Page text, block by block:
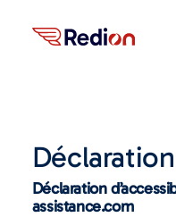
Déclaration
assistance.com